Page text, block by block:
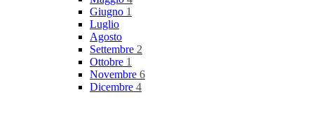
Giugno 1
Luglio
Agosto
Settembre 2
Ottobre 1
Novembre 6
Dicembre 4